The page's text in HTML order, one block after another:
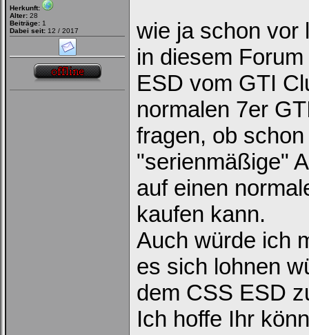
Herkunft:
Alter: 28
Beiträge: 1
Dabei seit: 12 / 2017
wie ja schon vor
in diesem
ESD vom GTI
normalen 7er
fragen, ob
"serienmäßige"
auf einen
kaufen kann.
Auch würde ich
es sich lohnen
dem CSS ESD
Ich hoffe Ihr